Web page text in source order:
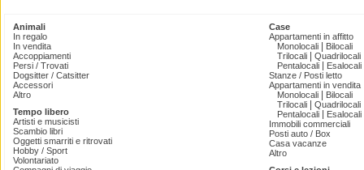
Animali
In regalo
In vendita
Accoppiamenti
Persi / Trovati
Dogsitter / Catsitter
Accessori
Altro
Tempo libero
Artisti e musicisti
Scambio libri
Oggetti smarriti e ritrovati
Hobby / Sport
Volontariato
Case
Appartamenti in affitto
Monolocali
Bilocali
Trilocali
Quadrilocali
Pentalocali
Esalocali
Stanze / Posti letto
Appartamenti in vendita
Monolocali
Bilocali
Trilocali
Quadrilocali
Pentalocali
Esalocali
Immobili commerciali
Posti auto / Box
Casa vacanze
Altro